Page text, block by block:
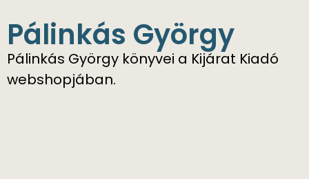
Pálinkás György
Pálinkás György könyvei a Kijárat Kiadó
webshopjában.